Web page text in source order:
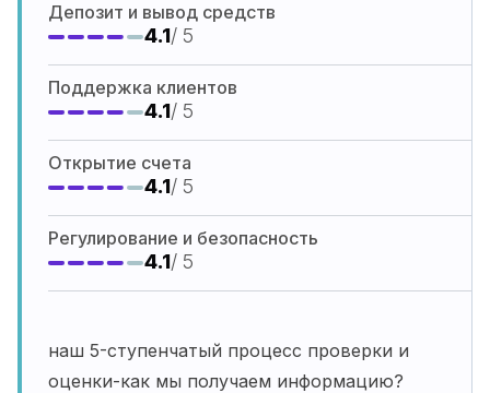
Депозит и вывод средств
4.1/ 5
Поддержка клиентов
4.1/ 5
Открытие счета
4.1/ 5
Регулирование и безопасность
4.1/ 5
наш 5-ступенчатый процесс проверки и
оценки-как мы получаем информацию?